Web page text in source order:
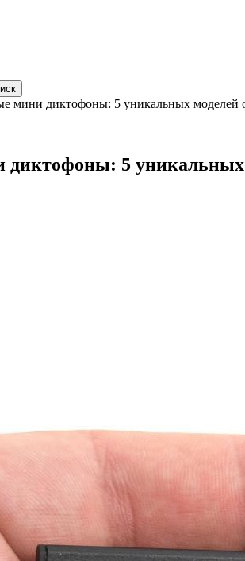
мини диктофоны: 5 уникальных моделей
5 уникальных